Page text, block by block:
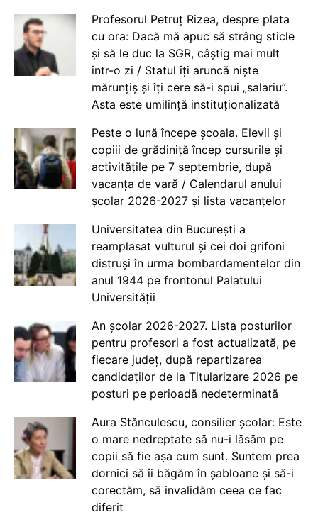
Profesorul Petruț Rizea, despre plata
cu ora: Dacă mă apuc să strâng sticle
și să le duc la SGR, câștig mai mult
într-o zi / Statul îți aruncă niște
mărunțiș și îți cere să-i spui „salariu”.
Asta este umilință instituționalizată
Peste o lună începe școala. Elevii și
copiii de grădiniță încep cursurile și
activitățile pe 7 septembrie, după
vacanța de vară / Calendarul anului
școlar 2026-2027 și lista vacanțelor
Universitatea din București a
reamplasat vulturul și cei doi grifoni
distruși în urma bombardamentelor din
anul 1944 pe frontonul Palatului
Universității
An școlar 2026-2027. Lista posturilor
pentru profesori a fost actualizată, pe
fiecare județ, după repartizarea
candidaților de la Titularizare 2026 pe
posturi pe perioadă nedeterminată
Aura Stănculescu, consilier școlar: Este
o mare nedreptate să nu-i lăsăm pe
copii să fie așa cum sunt. Suntem prea
dornici să îi băgăm în șabloane și să-i
corectăm, să invalidăm ceea ce fac
diferit